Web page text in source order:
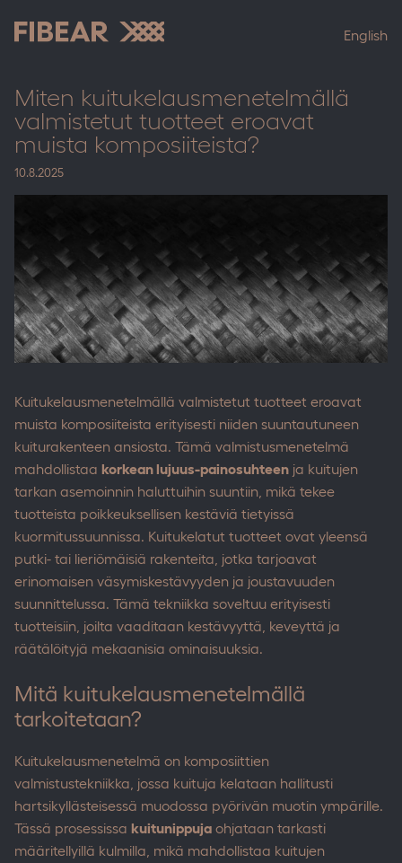
English
Miten kuitukelausmenetelmällä
valmistetut tuotteet eroavat
muista komposiiteista?
10.8.2025
Kuitukelausmenetelmällä valmistetut tuotteet eroavat
muista komposiiteista erityisesti niiden suuntautuneen
kuiturakenteen ansiosta. Tämä valmistusmenetelmä
mahdollistaa korkean lujuus-painosuhteen ja kuitujen
tarkan asemoinnin haluttuihin suuntiin, mikä tekee
tuotteista poikkeuksellisen kestäviä tietyissä
kuormitussuunnissa. Kuitukelatut tuotteet ovat yleensä
putki- tai lieriömäisiä rakenteita, jotka tarjoavat
erinomaisen väsymiskestävyyden ja joustavuuden
suunnittelussa. Tämä tekniikka soveltuu erityisesti
tuotteisiin, joilta vaaditaan kestävyyttä, keveyttä ja
räätälöityjä mekaanisia ominaisuuksia.
Mitä kuitukelausmenetelmällä
tarkoitetaan?
Kuitukelausmenetelmä on komposiittien
valmistustekniikka, jossa kuituja kelataan hallitusti
hartsikyllästeisessä muodossa pyörivän muotin ympärille.
Tässä prosessissa kuitunippuja ohjataan tarkasti
määritellyillä kulmilla, mikä mahdollistaa kuitujen